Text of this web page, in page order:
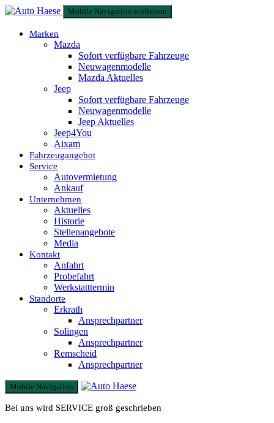
Mobile Navigation schliessen
Marken
Mazda
Sofort verfügbare Fahrzeuge
Neuwagenmodelle
Mazda Aktuelles
Jeep
Sofort verfügbare Fahrzeuge
Neuwagenmodelle
Jeep Aktuelles
Jeep4You
Aixam
Fahrzeugangebot
Service
Autovermietung
Ankauf
Unternehmen
Aktuelles
Historie
Stellenangebote
Media
Kontakt
Anfahrt
Probefahrt
Werkstatttermin
Standorte
Erkrath
Ansprechpartner
Solingen
Ansprechpartner
Remscheid
Ansprechpartner
Mobile Navigation
Bei uns wird SERVICE groß geschrieben